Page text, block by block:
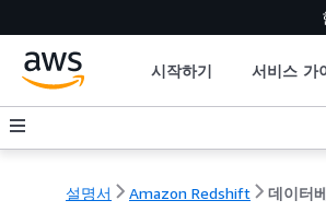
시작하기 서비스 가
설명서 Amazon Redshift 데이터